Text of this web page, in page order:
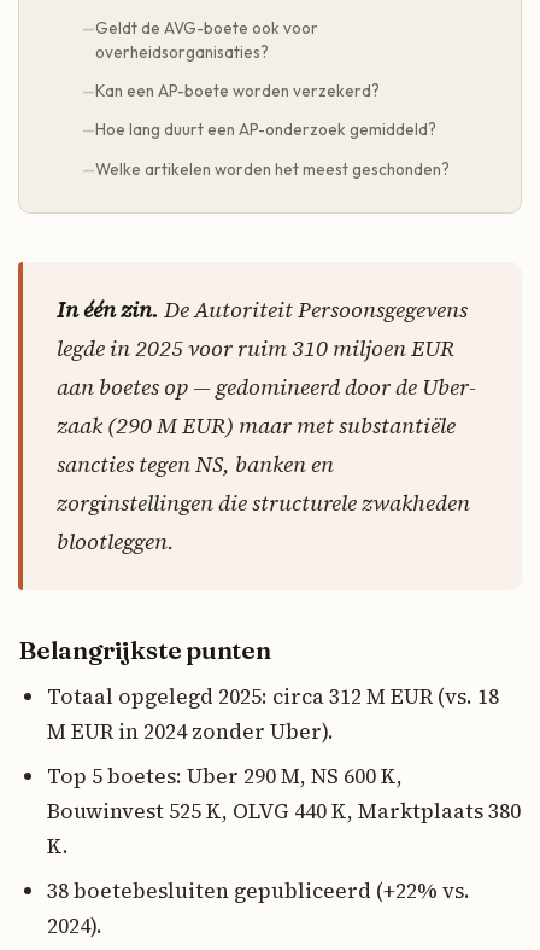
Geldt de AVG-boete ook voor
overheidsorganisaties?
Kan een AP-boete worden verzekerd?
Hoe lang duurt een AP-onderzoek gemiddeld?
Welke artikelen worden het meest geschonden?
In één zin. De Autoriteit Persoonsgegevens
legde in 2025 voor ruim 310 miljoen EUR
aan boetes op — gedomineerd door de Uber-
zaak (290 M EUR) maar met substantiële
sancties tegen NS, banken en
zorginstellingen die structurele zwakheden
blootleggen.
Belangrijkste punten
Totaal opgelegd 2025: circa 312 M EUR (vs. 18
M EUR in 2024 zonder Uber).
Top 5 boetes: Uber 290 M, NS 600 K,
Bouwinvest 525 K, OLVG 440 K, Marktplaats 380
K.
38 boetebesluiten gepubliceerd (+22% vs.
2024).